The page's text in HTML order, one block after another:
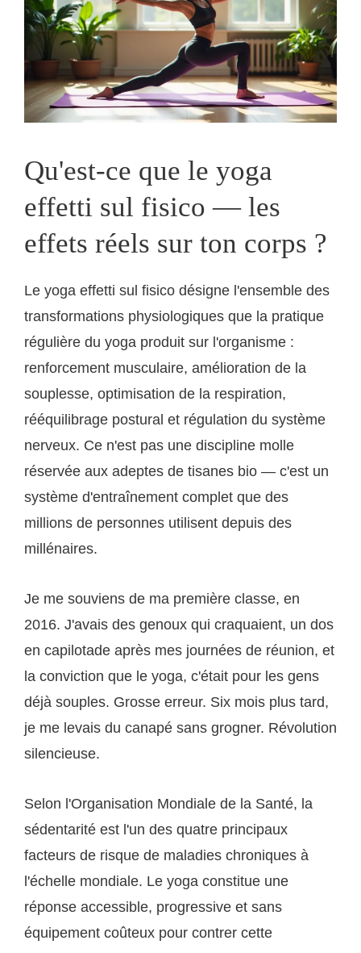
Qu'est-ce que le yoga
effetti sul fisico — les
effets réels sur ton corps ?
Le yoga effetti sul fisico désigne l'ensemble des
transformations physiologiques que la pratique
régulière du yoga produit sur l'organisme :
renforcement musculaire, amélioration de la
souplesse, optimisation de la respiration,
rééquilibrage postural et régulation du système
nerveux. Ce n'est pas une discipline molle
réservée aux adeptes de tisanes bio — c'est un
système d'entraînement complet que des
millions de personnes utilisent depuis des
millénaires.
Je me souviens de ma première classe, en
2016. J'avais des genoux qui craquaient, un dos
en capilotade après mes journées de réunion, et
la conviction que le yoga, c'était pour les gens
déjà souples. Grosse erreur. Six mois plus tard,
je me levais du canapé sans grogner. Révolution
silencieuse.
Selon l'Organisation Mondiale de la Santé, la
sédentarité est l'un des quatre principaux
facteurs de risque de maladies chroniques à
l'échelle mondiale. Le yoga constitue une
réponse accessible, progressive et sans
équipement coûteux pour contrer cette